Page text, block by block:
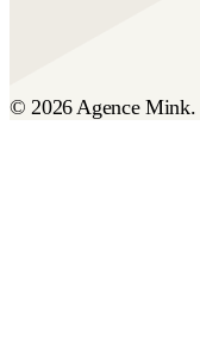
© 2026 Agence Mink.